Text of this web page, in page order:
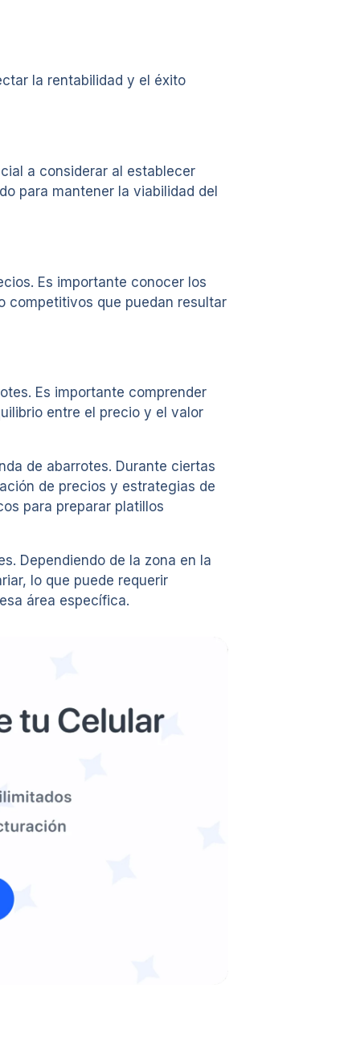
la rentabilidad y el éxito
a considerar al establecer
para mantener la viabilidad del
Es importante conocer los
competitivos que puedan resultar
Es importante comprender
entre el precio y el valor
de abarrotes. Durante ciertas
de precios y estrategias de
para preparar platillos
Dependiendo de la zona en la
lo que puede requerir
área específica.